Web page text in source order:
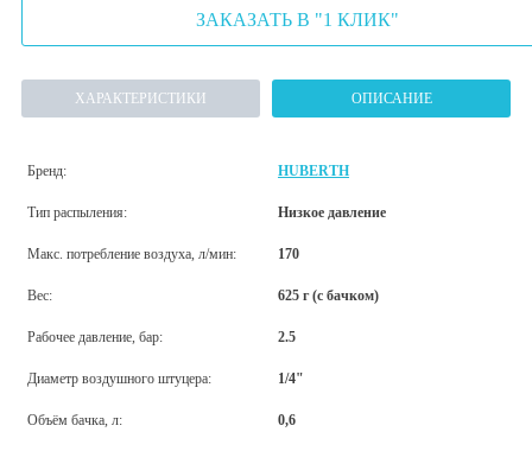
ЗАКАЗАТЬ В "1 КЛИК"
ХАРАКТЕРИСТИКИ ОПИСАНИЕ
Бренд: HUBERTH
Тип распыления: Низкое давление
Макс. потребление воздуха, л/мин: 170
Вес: 625 г (с бачком)
Рабочее давление, бар: 2.5
Диаметр воздушного штуцера: 1/4"
Объём бачка, л: 0,6